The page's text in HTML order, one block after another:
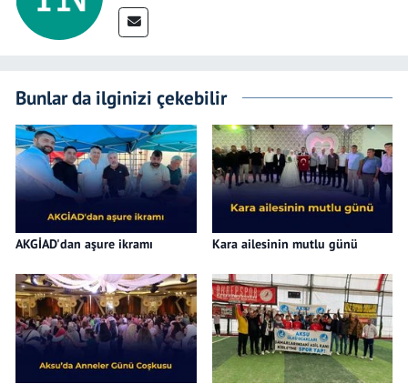
Bunlar da ilginizi çekebilir
AKGİAD'dan aşure ikramı Kara ailesinin mutlu günü